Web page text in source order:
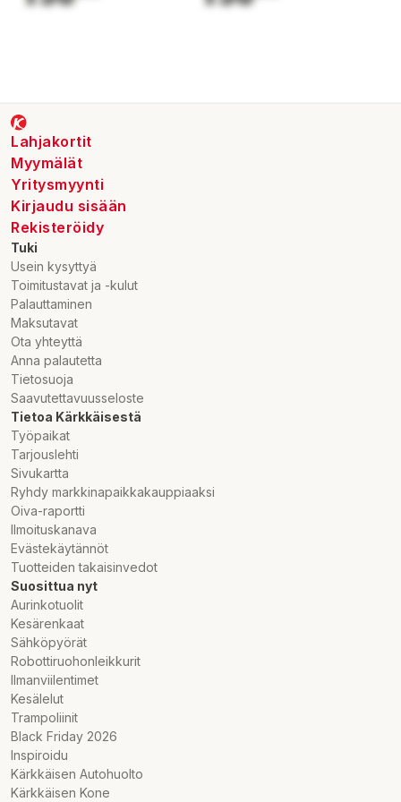
Lahjakortit
Myymälät
Yritysmyynti
Kirjaudu sisään
Rekisteröidy
Tuki
Usein kysyttyä
Toimitustavat ja -kulut
Palauttaminen
Maksutavat
Ota yhteyttä
Anna palautetta
Tietosuoja
Saavutettavuusseloste
Tietoa Kärkkäisestä
Työpaikat
Tarjouslehti
Sivukartta
Ryhdy markkinapaikkakauppiaaksi
Oiva-raportti
Ilmoituskanava
Evästekäytännöt
Tuotteiden takaisinvedot
Suosittua nyt
Aurinkotuolit
Kesärenkaat
Sähköpyörät
Robottiruohonleikkurit
Ilmanviilentimet
Kesälelut
Trampoliinit
Black Friday 2026
Inspiroidu
Kärkkäisen Autohuolto
Kärkkäisen Kone